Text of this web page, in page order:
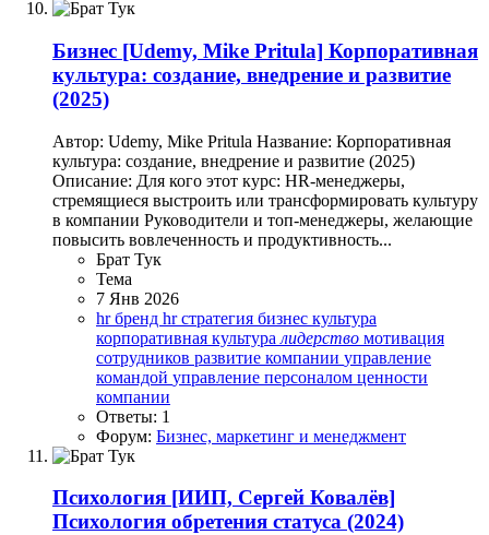
Бизнес [Udemy, Mike Pritula] Корпоративная
культура: создание, внедрение и развитие
(2025)
Автор: Udemy, Mike Pritula Название: Корпоративная
культура: создание, внедрение и развитие (2025)
Описание: Для кого этот курс: HR-менеджеры,
стремящиеся выстроить или трансформировать культуру
в компании Руководители и топ-менеджеры, желающие
повысить вовлеченность и продуктивность...
Брат Тук
Тема
7 Янв 2026
hr бренд hr стратегия бизнес культура
корпоративная культура лидерство мотивация
сотрудников развитие компании управление
командой управление персоналом ценности
компании
Ответы: 1
Форум: Бизнес, маркетинг и менеджмент
Психология [ИИП, Сергей Ковалёв]
Психология обретения статуса (2024)